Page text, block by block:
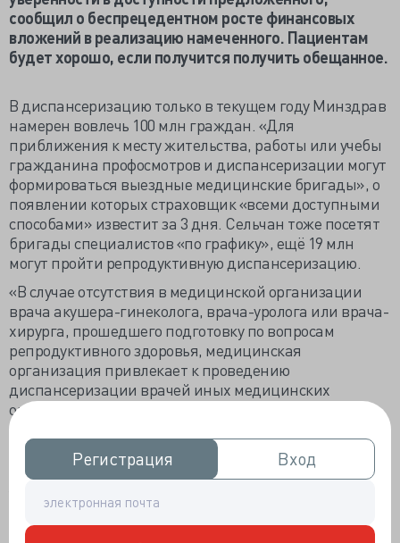
Регистрация
Регистрация Вход
Вход
сообщил о беспрецедентном росте финансовых
вложений в реализацию намеченного. Пациентам
будет хорошо, если получится получить обещанное.
В диспансеризацию только в текущем году Минздрав
намерен вовлечь 100 млн граждан. «Для
приближения к месту жительства, работы или учебы
гражданина профосмотров и диспансеризации могут
формироваться выездные медицинские бригады», о
появлении которых страховщик «всеми доступными
способами» известит за 3 дня. Сельчан тоже посетят
бригады специалистов «по графику», ещё 19 млн
могут пройти репродуктивную диспансеризацию.
«В случае отсутствия в медицинской организации
врача акушера-гинеколога, врача-уролога или врача-
хирурга, прошедшего подготовку по вопросам
репродуктивного здоровья, медицинская
организация привлекает к проведению
диспансеризации врачей иных медицинских
организаций с обязательным информированием
гражданина о дате и времени работы этих врачей не
менее чем за 3 рабочих дня до назначения даты
приема».
Увеличены объёмы наиболее затратных
диагностических исследований: КТ на 14%, МРТ на
21%, ЭхоКГ на 29%, эндоскопий на 14%,